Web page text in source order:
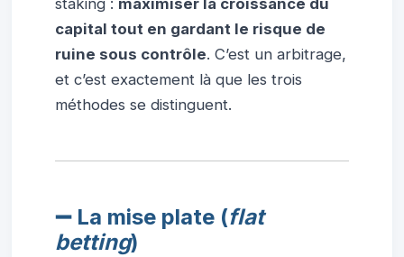
staking : maximiser la croissance du
capital tout en gardant le risque de
ruine sous contrôle. C’est un arbitrage,
et c’est exactement là que les trois
méthodes se distinguent.
➖ La mise plate (flat
betting)